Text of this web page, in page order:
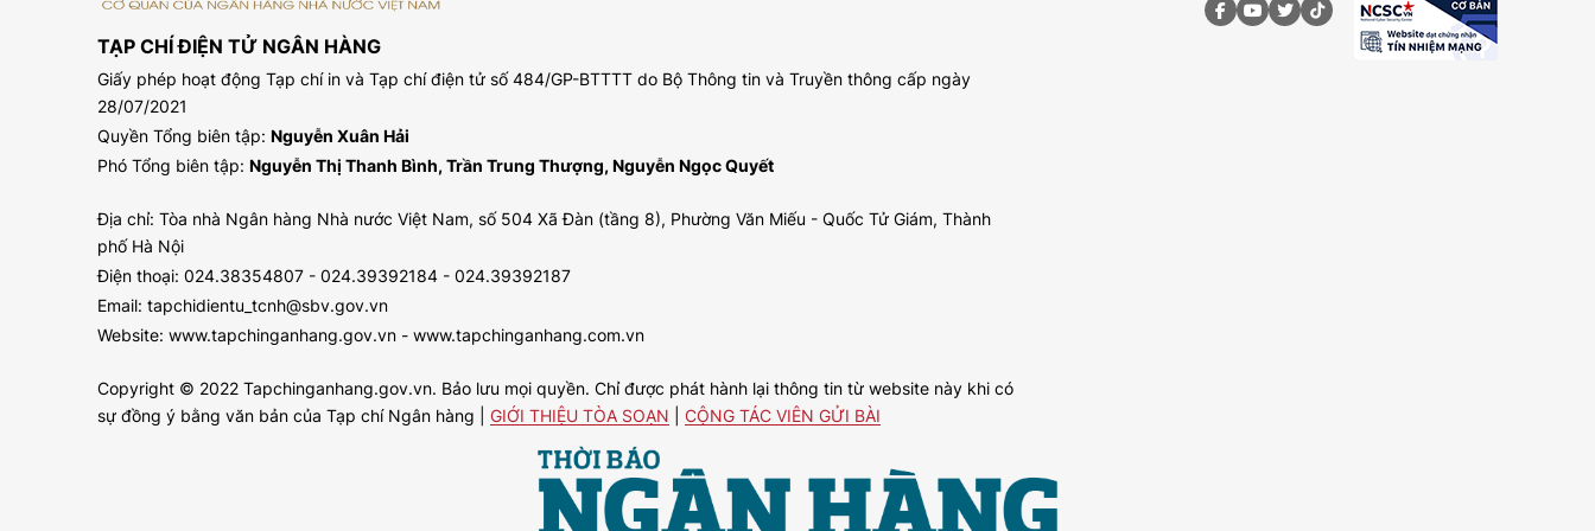
TẠP CHÍ ĐIỆN TỬ NGÂN HÀNG
Giấy phép hoạt động Tạp chí in và Tạp chí điện tử số 484/GP-BTTTT do Bộ Thông tin và Truyền thông cấp ngày
28/07/2021
Quyền Tổng biên tập: Nguyễn Xuân Hải
Phó Tổng biên tập: Nguyễn Thị Thanh Bình, Trần Trung Thượng, Nguyễn Ngọc Quyết
Địa chỉ: Tòa nhà Ngân hàng Nhà nước Việt Nam, số 504 Xã Đàn (tầng 8), Phường Văn Miếu - Quốc Tử Giám, Thành
phố Hà Nội
Điện thoại: 024.38354807 - 024.39392184 - 024.39392187
Email: tapchidientu_tcnh@sbv.gov.vn
Website: www.tapchinganhang.gov.vn - www.tapchinganhang.com.vn
Copyright © 2022 Tapchinganhang.gov.vn. Bảo lưu mọi quyền. Chỉ được phát hành lại thông tin từ website này khi có
sự đồng ý bằng văn bản của Tạp chí Ngân hàng | GIỚI THIỆU TÒA SOẠN CỘNG TÁC VIÊN GỬI BÀI